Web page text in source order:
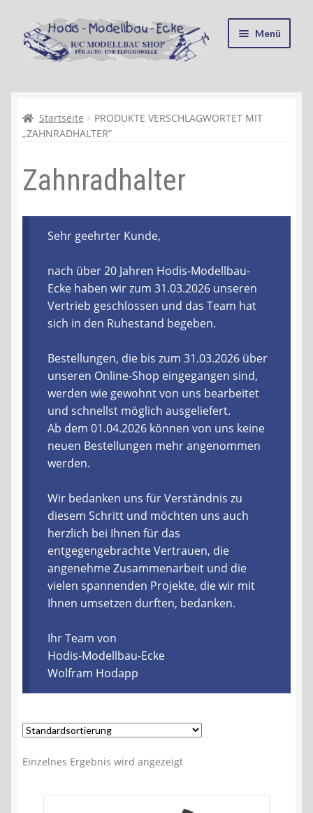
Zur
Navigation
springen
Zum
Inhalt
springen
Menü
Kasse
Recycling, Entsorgung und Umwelt
Shop
Warenkorb
Ablauf einer Bestellung
Zahlungsarten
Lieferzeit & Verfügbarkeit
Gutschein
Batterien- und Akku Verordnung
Elektro- und Elektronikgeräte Verordnung
Öle- und Schmierstoff Verordnung
Vereine & Foren
Kontakt
Startseite
PRODUKTE VERSCHLAGWORTET MIT
„ZAHNRADHALTER“
Zahnradhalter
Sehr geehrter Kunde,
nach über 20 Jahren Hodis-Modellbau-
Ecke haben wir zum 31.03.2026 unseren
Vertrieb geschlossen und das Team hat
sich in den Ruhestand begeben.
Bestellungen, die bis zum 31.03.2026 über
unseren Online-Shop eingegangen sind,
werden wie gewohnt von uns bearbeitet
und schnellst möglich ausgeliefert.
Ab dem 01.04.2026 können von uns keine
neuen Bestellungen mehr angenommen
werden.
Wir bedanken uns für Verständnis zu
diesem Schritt und möchten uns auch
herzlich bei Ihnen für das
entgegengebrachte Vertrauen, die
angenehme Zusammenarbeit und die
vielen spannenden Projekte, die wir mit
Ihnen umsetzen durften, bedanken.
Ihr Team von
Hodis-Modellbau-Ecke
Wolfram Hodapp
Einzelnes Ergebnis wird angezeigt